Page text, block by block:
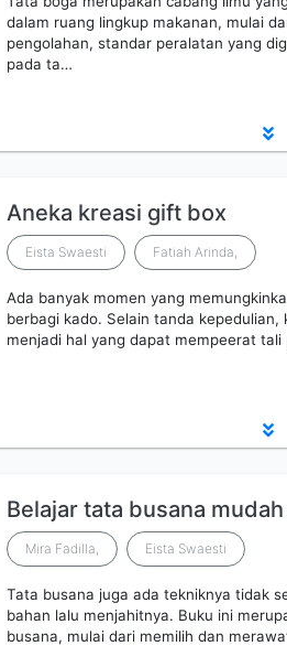
dalam ruang lingkup makanan, mulai
pengolahan, standar peralatan yang
pada ta…
Aneka kreasi gift box
Eista Swaesti Fatiah Arinda,
Ada banyak momen yang
berbagi kado. Selain tanda
menjadi hal yang dapat mempeerat
Belajar tata busana
Mira Fadilla, Eista Swaesti
Tata busana juga ada tekniknya tidak
bahan lalu menjahitnya. Buku ini
busana, mulai dari memilih dan